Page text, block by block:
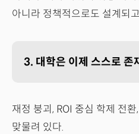
아니라 정책적으로도 설계되
3. 대학은 이제 스스로 존
재정 붕괴, ROI 중심 학제 전
맞물려 있다.